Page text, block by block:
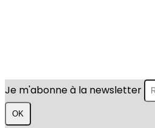
Je m'abonne à la newsletter
OK